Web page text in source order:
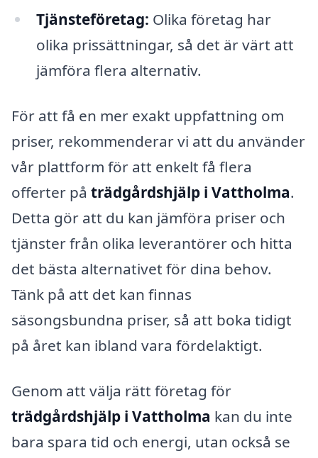
Tjänsteföretag: Olika företag har
olika prissättningar, så det är värt att
jämföra flera alternativ.
För att få en mer exakt uppfattning om
priser, rekommenderar vi att du använder
vår plattform för att enkelt få flera
offerter på trädgårdshjälp i Vattholma.
Detta gör att du kan jämföra priser och
tjänster från olika leverantörer och hitta
det bästa alternativet för dina behov.
Tänk på att det kan finnas
säsongsbundna priser, så att boka tidigt
på året kan ibland vara fördelaktigt.
Genom att välja rätt företag för
trädgårdshjälp i Vattholma kan du inte
bara spara tid och energi, utan också se